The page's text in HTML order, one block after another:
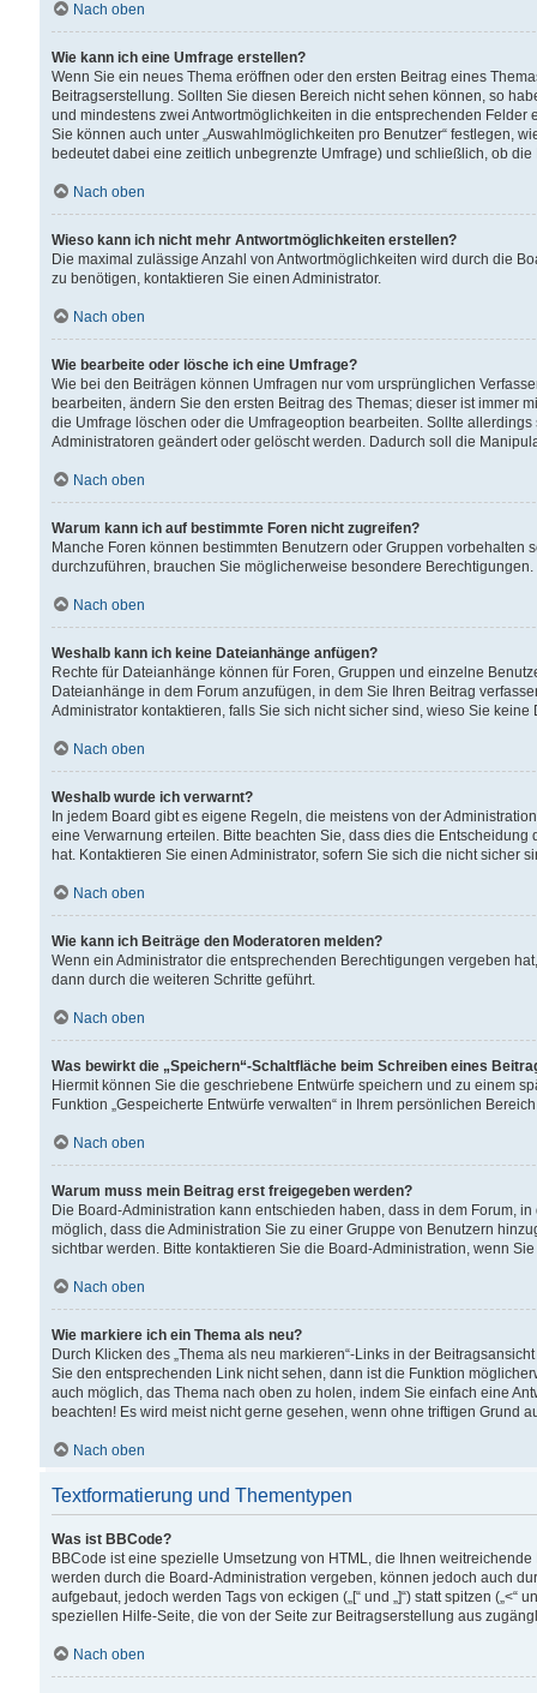
Nach oben
Wie kann ich eine Umfrage erstellen?
Wenn Sie ein neues Thema eröffnen oder den ersten Beitrag eines
Beitragserstellung. Sollten Sie diesen Bereich nicht sehen können, so
und mindestens zwei Antwortmöglichkeiten in die entsprechenden
Sie können auch unter „Auswahlmöglichkeiten pro Benutzer“ festlegen,
bedeutet dabei eine zeitlich unbegrenzte Umfrage) und schließlich, ob
Nach oben
Wieso kann ich nicht mehr Antwortmöglichkeiten erstellen?
Die maximal zulässige Anzahl von Antwortmöglichkeiten wird durch die
zu benötigen, kontaktieren Sie einen Administrator.
Nach oben
Wie bearbeite oder lösche ich eine Umfrage?
Wie bei den Beiträgen können Umfragen nur vom ursprünglichen
bearbeiten, ändern Sie den ersten Beitrag des Themas; dieser ist immer
die Umfrage löschen oder die Umfrageoption bearbeiten. Sollte
Administratoren geändert oder gelöscht werden. Dadurch soll die
Nach oben
Warum kann ich auf bestimmte Foren nicht zugreifen?
Manche Foren können bestimmten Benutzern oder Gruppen
durchzuführen, brauchen Sie möglicherweise besondere
Nach oben
Weshalb kann ich keine Dateianhänge anfügen?
Rechte für Dateianhänge können für Foren, Gruppen und einzelne
Dateianhänge in dem Forum anzufügen, in dem Sie Ihren Beitrag
Administrator kontaktieren, falls Sie sich nicht sicher sind, wieso Sie
Nach oben
Weshalb wurde ich verwarnt?
In jedem Board gibt es eigene Regeln, die meistens von der
eine Verwarnung erteilen. Bitte beachten Sie, dass dies die
hat. Kontaktieren Sie einen Administrator, sofern Sie sich die nicht sicher
Nach oben
Wie kann ich Beiträge den Moderatoren melden?
Wenn ein Administrator die entsprechenden Berechtigungen vergeben
dann durch die weiteren Schritte geführt.
Nach oben
Was bewirkt die „Speichern“-Schaltfläche beim Schreiben eines
Hiermit können Sie die geschriebene Entwürfe speichern und zu einem
Funktion „Gespeicherte Entwürfe verwalten“ in Ihrem persönlichen
Nach oben
Warum muss mein Beitrag erst freigegeben werden?
Die Board-Administration kann entschieden haben, dass in dem Forum,
möglich, dass die Administration Sie zu einer Gruppe von Benutzern
sichtbar werden. Bitte kontaktieren Sie die Board-Administration, wenn
Nach oben
Wie markiere ich ein Thema als neu?
Durch Klicken des „Thema als neu markieren“-Links in der
Sie den entsprechenden Link nicht sehen, dann ist die Funktion
auch möglich, das Thema nach oben zu holen, indem Sie einfach eine
beachten! Es wird meist nicht gerne gesehen, wenn ohne triftigen Grund
Nach oben
Textformatierung und Thementypen
Was ist BBCode?
BBCode ist eine spezielle Umsetzung von HTML, die Ihnen
werden durch die Board-Administration vergeben, können jedoch auch
aufgebaut, jedoch werden Tags von eckigen („[“ und „]“) statt spitzen
speziellen Hilfe-Seite, die von der Seite zur Beitragserstellung aus
Nach oben